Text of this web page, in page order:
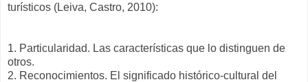
turísticos (Leiva, Castro, 2010):
1. Particularidad. Las características que lo distinguen de
otros.
2. Reconocimientos. El significado histórico-cultural del